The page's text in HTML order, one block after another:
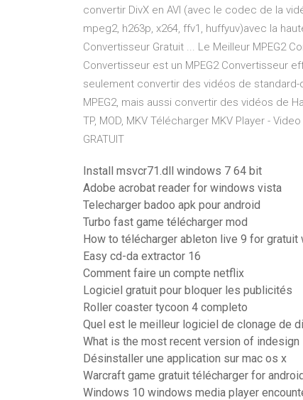
convertir DivX en AVI (avec le codec de la
mpeg2, h263p, x264, ffv1, huffyuv)avec la
Convertisseur Gratuit ... Le Meilleur MPEG2
Convertisseur est un MPEG2 Convertisseur
seulement convertir des vidéos de standard-
MPEG2, mais aussi convertir des vidéos de
TP, MOD, MKV Télécharger MKV Player - Video
GRATUIT
Install msvcr71.dll windows 7 64 bit
Adobe acrobat reader for windows vista
Telecharger badoo apk pour android
Turbo fast game télécharger mod
How to télécharger ableton live 9 for gratuit
Easy cd-da extractor 16
Comment faire un compte netflix
Logiciel gratuit pour bloquer les publicités
Roller coaster tycoon 4 completo
Quel est le meilleur logiciel de clonage de
What is the most recent version of indesign
Désinstaller une application sur mac os x
Warcraft game gratuit télécharger for
Windows 10 windows media player